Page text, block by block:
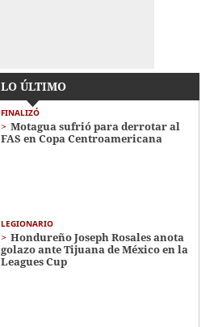
LO ÚLTIMO
FINALIZÓ
Motagua sufrió para derrotar al
FAS en Copa Centroamericana
LEGIONARIO
Hondureño Joseph Rosales anota
golazo ante Tijuana de México en la
Leagues Cup